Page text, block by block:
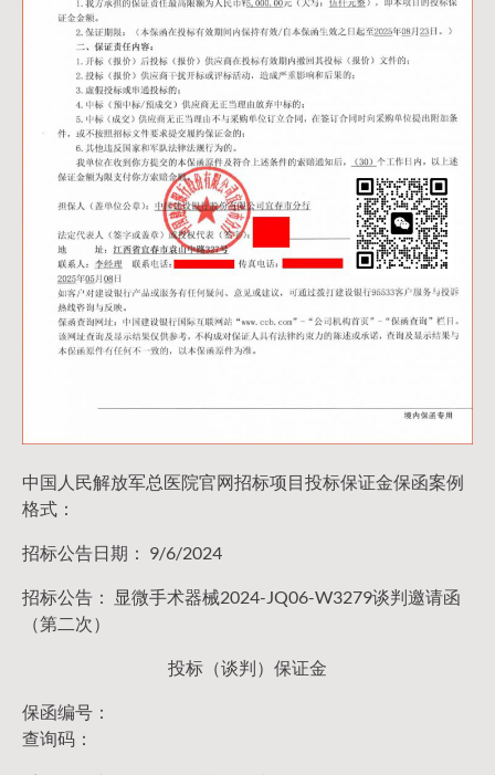
中国人民解放军总医院官网招标项目投标保证金保函案例
格式：
招标公告日期： 9/6/2024
招标公告： 显微手术器械2024-JQ06-W3279谈判邀请函
（第二次）
投标（谈判）保证金
保函编号：
查询码：